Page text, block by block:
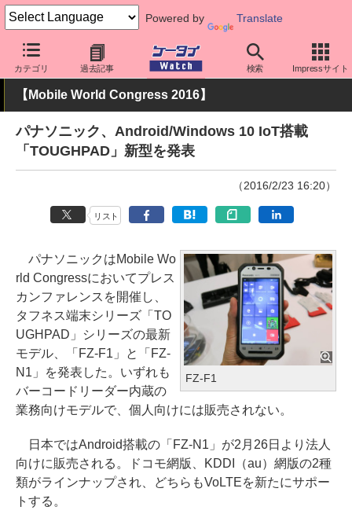
Powered by Translate
カテゴリ 過去記事 検索 Impressサイト
ケータイ Watch イベント Mobile World Congress 2016
【Mobile World Congress 2016】
パナソニック、Android/Windows 10 IoT搭載
「TOUGHPAD」新型を発表
（2016/2/23 16:20）
リスト
FZ-F1
パナソニックはMobile Wo
rld Congressにおいてプレス
カンファレンスを開催し、
タフネス端末シリーズ「TO
UGHPAD」シリーズの最新
モデル、「FZ-F1」と「FZ-
N1」を発表した。いずれも
バーコードリーダー内蔵の
業務向けモデルで、個人向けには販売されない。
日本ではAndroid搭載の「FZ-N1」が2月26日より法人
向けに販売される。ドコモ網版、KDDI（au）網版の2種
類がラインナップされ、どちらもVoLTEを新たにサポー
トする。